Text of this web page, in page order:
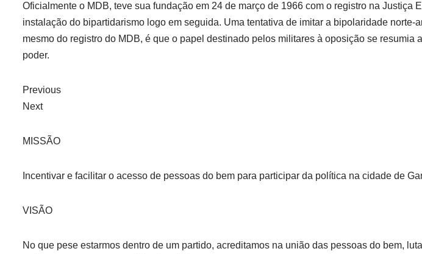
Oficialmente o MDB, teve sua fundação em 24 de março de 1966 com o registro na
instalação do bipartidarismo logo em seguida. Uma tentativa de imitar a bipolaridade
mesmo do registro do MDB, é que o papel destinado pelos militares à oposição se
poder.
Previous
Next
MISSÃO
Incentivar e facilitar o acesso de pessoas do bem para participar da política na cidade de
VISÃO
No que pese estarmos dentro de um partido, acreditamos na união das pessoas do bem,